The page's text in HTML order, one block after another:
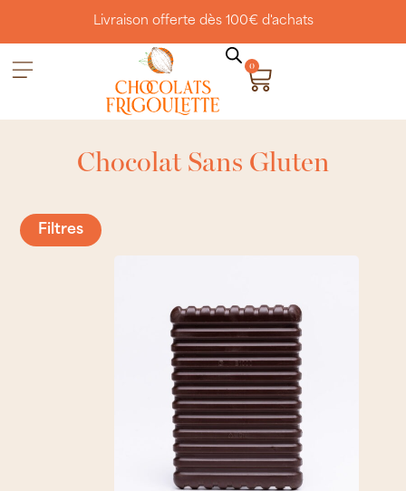
Livraison offerte dès 100€ d'achats
0
Chocolat Sans Gluten
Filtres